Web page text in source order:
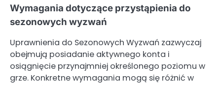
Wymagania dotyczące przystąpienia do
sezonowych wyzwań
Uprawnienia do Sezonowych Wyzwań zazwyczaj
obejmują posiadanie aktywnego konta i
osiągnięcie przynajmniej określonego poziomu w
grze. Konkretne wymagania mogą się różnić w